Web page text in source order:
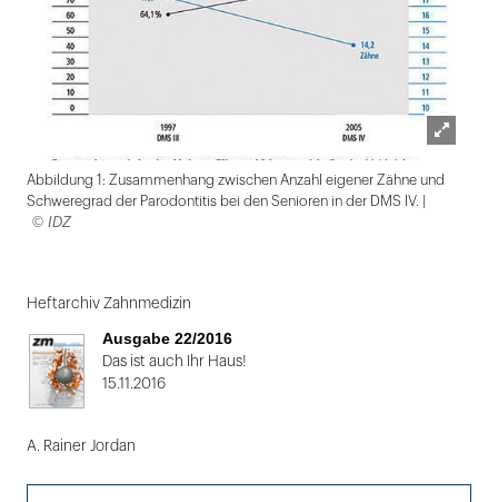
öffnen
Abbildung 1: Zusammenhang zwischen Anzahl eigener Zähne und
Schweregrad der Parodontitis bei den Senioren in der DMS IV. |
© IDZ
1
von
2:
Abbildung
Zusammenhang
zwischen
Heftarchiv Zahnmedizin
Ausgabe 22/2016
Das ist auch Ihr Haus!
15.11.2016
A. Rainer Jordan